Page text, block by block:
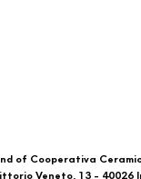
of Cooperativa
Veneto, 13 - 40026